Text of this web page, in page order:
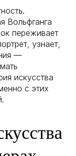
Вольфганга
переживает
узнает,
—
искусства
с этих